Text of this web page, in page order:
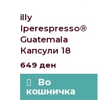
illy
Iperespresso®
Guatemala
Капсули 18
649 ден
Во
кошничка